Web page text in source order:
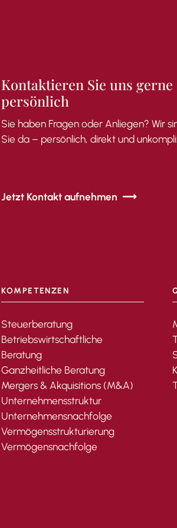
Kontaktieren Sie uns gerne
persönlich
Sie haben FragenoderAnliegen? Wir
Sieda – persönlich, direktund
Jetzt Kontakt aufnehmen
KOMPETENZEN
Steuerberatung
Betriebswirtschaftliche
Beratung
Ganzheitliche Beratung
Mergers & Akquisitions (M&A)
Unternehmensstruktur
Unternehmensnachfolge
Vermögensstrukturierung
Vermögensnachfolge